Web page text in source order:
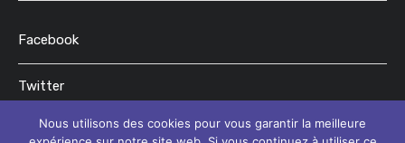
Facebook
Twitter
Instagram
Nous utilisons des cookies pour vous garantir la meilleure